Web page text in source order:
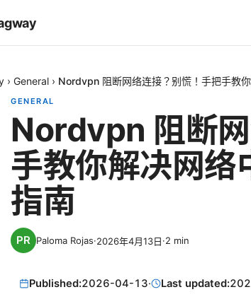
› General › Nordvpn 阻断网络连接？别慌！手把手教
GENERAL
Nordvpn 阻断
手教你解决网络
指南
Paloma Rojas·2026年4月13日·2 min
Published:2026-04-13· Last updated: